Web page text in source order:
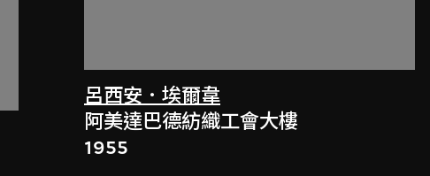
呂西安．埃爾韋
阿美達巴德紡織工會大樓
1955